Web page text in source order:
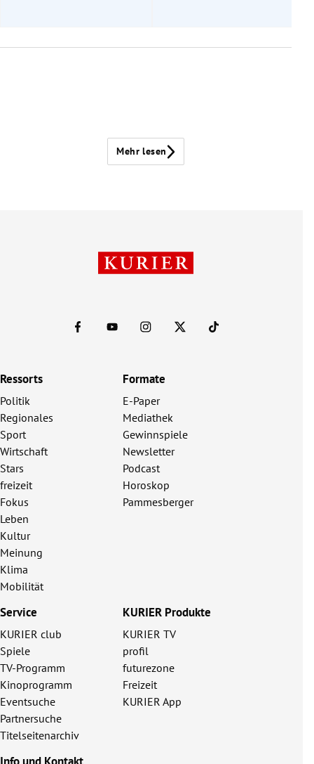
Mehr lesen
Ressorts
Politik
Regionales
Sport
Wirtschaft
Stars
freizeit
Fokus
Leben
Kultur
Meinung
Klima
Mobilität
Formate
E-Paper
Mediathek
Gewinnspiele
Newsletter
Podcast
Horoskop
Pammesberger
Service
KURIER club
Spiele
TV-Programm
Kinoprogramm
Eventsuche
Partnersuche
Titelseitenarchiv
KURIER Produkte
KURIER TV
profil
futurezone
Freizeit
KURIER App